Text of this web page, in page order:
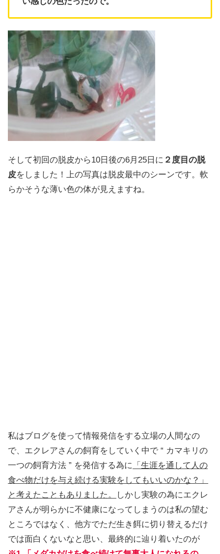
そして初回の脱皮から10日後の6月25日に ２度目の脱
皮をしました！上の写真は脱皮最中のシーンです。軟
らかそうな薄い色の体が見えますね。
私はブログを使って情報発信をする立場の人間なの
で、エクレアさんの飼育をしていく中で “ カマキリの
一つの飼育方法 ” を発信する為に
「生涯を通して人の
食べ物だけを与え続ける実験をしてもいいのかな？」
と考えたこともありました。
しかし実験の為にエクレ
アさんが明らかに不健康になってしまうのは私の望む
ところではなく、他方でただ生き餌に切り替えるだけ
では面白くないなと思い、最終的に辿り着いたのが